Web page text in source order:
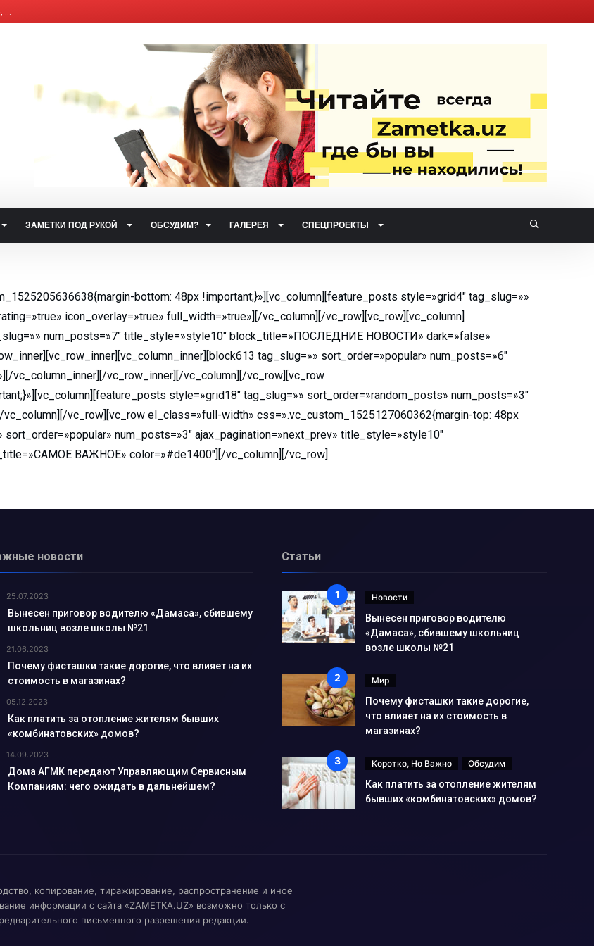
...
на и...
«комби...
общественн...
и...
снова...
незави...
что нужно...
25...
службе...
дворы…...
УСК?...
...
РКЦ...
ЗАМЕТКИ ПОД РУКОЙ ОБСУДИМ? ГАЛЕРЕЯ СПЕЦПРОЕКТЫ
bottom: 48px !important;}»][vc_column][feature_posts style=»grid4″ tag_slug=»»
icon_overlay=»true» full_width=»true»][/vc_column][/vc_row][vc_row][vc_column]
num_posts=»7″ title_style=»style10″ block_title=»ПОСЛЕДНИЕ НОВОСТИ» dark=»false»
tag_slug=»» sort_order=»popular» num_posts=»6″
vc_row_inner][/vc_column][/vc_row][vc_row
style=»grid18″ tag_slug=»» sort_order=»random_posts» num_posts=»3″
vc_row][vc_row el_class=»full-width» css=».vc_custom_1525127060362{margin-top: 48px
num_posts=»3″ ajax_pagination=»next_prev» title_style=»style10″
ВАЖНОЕ» color=»#de1400″][/vc_column][/vc_row]
новости
25.07.2023
Вынесен приговор водителю «Дамаса», сбившему
школьниц возле школы №21
21.06.2023
Почему фисташки такие дорогие, что влияет на их
стоимость в магазинах?
05.12.2023
Как платить за отопление жителям бывших
«комбинатовских» домов?
14.09.2023
Дома АГМК передают Управляющим Сервисным
Компаниям: чего ожидать в дальнейшем?
Статьи
Новости
Вынесен приговор водителю
«Дамаса», сбившему школьниц
возле школы №21
Мир
Почему фисташки такие дорогие,
что влияет на их стоимость в
магазинах?
Коротко, Но Важно Обсудим
Как платить за отопление жителям
бывших «комбинатовских» домов?
копирование, тиражирование, распространение и иное
информации с сайта «ZAMETKA.UZ» возможно только с
письменного разрешения редакции.